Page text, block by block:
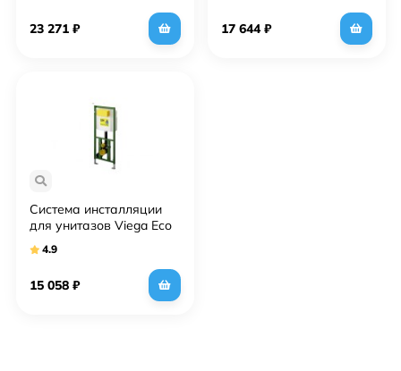
23 271 ₽ 17 644₽
Система инсталляции
для унитазов Viega Eco
4.9
15 058 ₽